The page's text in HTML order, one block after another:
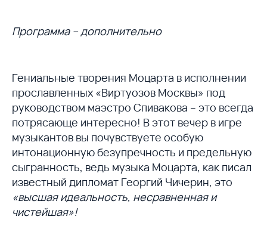
Программа – дополнительно
Гениальные творения Моцарта в исполнении
прославленных «Виртуозов Москвы» под
руководством маэстро Спивакова – это всегда
потрясающе интересно! В этот вечер в игре
музыкантов вы почувствуете особую
интонационную безупречность и предельную
сыгранность, ведь музыка Моцарта, как писал
известный дипломат Георгий Чичерин, это
«высшая идеальность, несравненная и
чистейшая»!